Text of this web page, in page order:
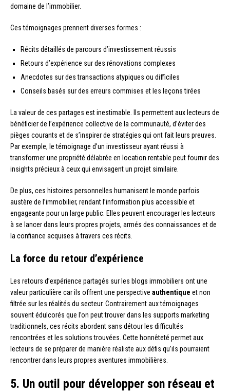
domaine de l’immobilier.
Ces témoignages prennent diverses formes :
Récits détaillés de parcours d’investissement réussis
Retours d’expérience sur des rénovations complexes
Anecdotes sur des transactions atypiques ou difficiles
Conseils basés sur des erreurs commises et les leçons tirées
La valeur de ces partages est inestimable. Ils permettent aux lecteurs de
bénéficier de l’expérience collective de la communauté, d’éviter des
pièges courants et de s’inspirer de stratégies qui ont fait leurs preuves.
Par exemple, le témoignage d’un investisseur ayant réussi à
transformer une propriété délabrée en location rentable peut fournir des
insights précieux à ceux qui envisagent un projet similaire.
De plus, ces histoires personnelles humanisent le monde parfois
austère de l’immobilier, rendant l’information plus accessible et
engageante pour un large public. Elles peuvent encourager les lecteurs
à se lancer dans leurs propres projets, armés des connaissances et de
la confiance acquises à travers ces récits.
La force du retour d’expérience
Les retours d’expérience partagés sur les blogs immobiliers ont une
valeur particulière car ils offrent une perspective authentique et non
filtrée sur les réalités du secteur. Contrairement aux témoignages
souvent édulcorés que l’on peut trouver dans les supports marketing
traditionnels, ces récits abordent sans détour les difficultés
rencontrées et les solutions trouvées. Cette honnêteté permet aux
lecteurs de se préparer de manière réaliste aux défis qu’ils pourraient
rencontrer dans leurs propres aventures immobilières.
5. Un outil pour développer son réseau et